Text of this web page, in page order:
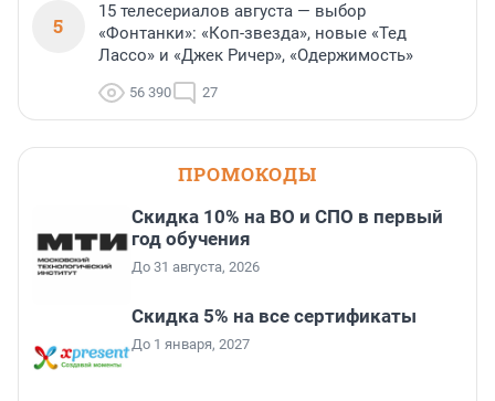
5
15 телесериалов августа — выбор
«Фонтанки»: «Коп-звезда», новые «Тед
Лассо» и «Джек Ричер», «Одержимость»
56 390 27
ПРОМОКОДЫ
Скидка 10% на ВО и СПО в первый
год обучения
До 31 августа, 2026
Скидка 5% на все сертификаты
До 1 января, 2027